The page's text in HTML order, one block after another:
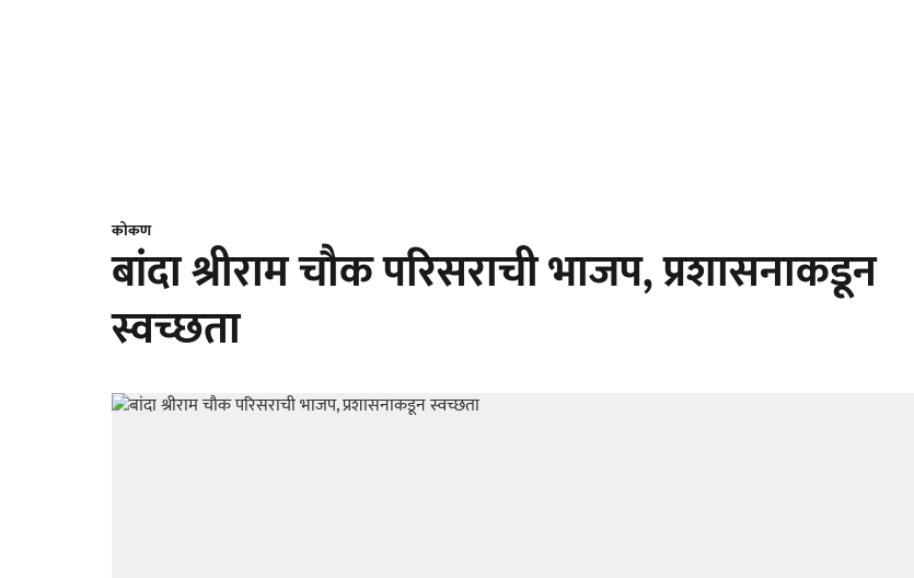
कोकण
बांदा श्रीराम चौक परिसराची भाजप, प्रशासनाकडून
स्वच्छता